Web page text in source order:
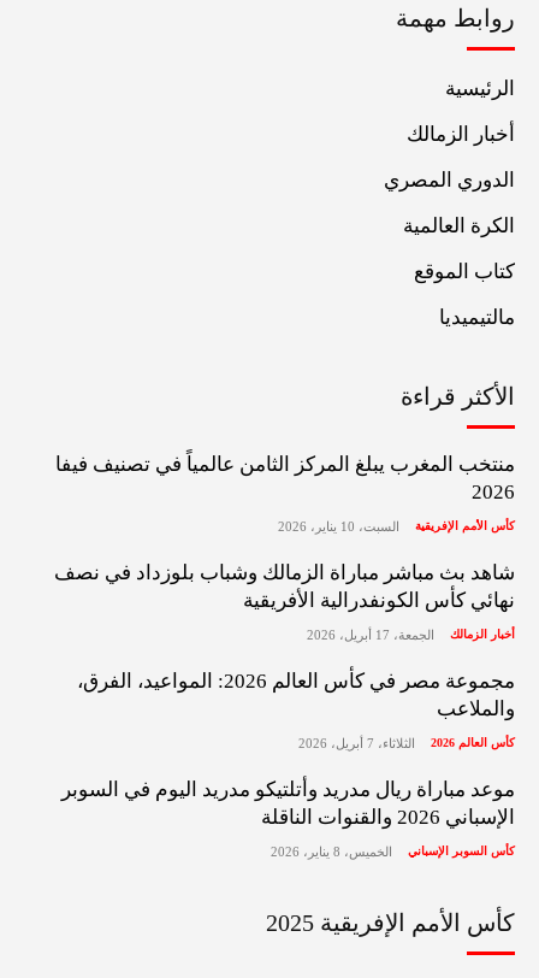
روابط مهمة
الرئيسية
أخبار الزمالك
الدوري المصري
الكرة العالمية
كتاب الموقع
مالتيميديا
الأكثر قراءة
منتخب المغرب يبلغ المركز الثامن عالمياً في تصنيف فيفا
2026
كأس الأمم الإفريقية السبت، 10 يناير، 2026
شاهد بث مباشر مباراة الزمالك وشباب بلوزداد في نصف
نهائي كأس الكونفدرالية الأفريقية
أخبار الزمالك الجمعة، 17 أبريل، 2026
مجموعة مصر في كأس العالم 2026: المواعيد، الفرق،
والملاعب
كأس العالم 2026 الثلاثاء، 7 أبريل، 2026
موعد مباراة ريال مدريد وأتلتيكو مدريد اليوم في السوبر
الإسباني 2026 والقنوات الناقلة
كأس السوبر الإسباني الخميس، 8 يناير، 2026
كأس الأمم الإفريقية 2025